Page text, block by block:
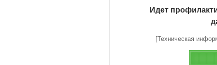
Идет
[Техническая